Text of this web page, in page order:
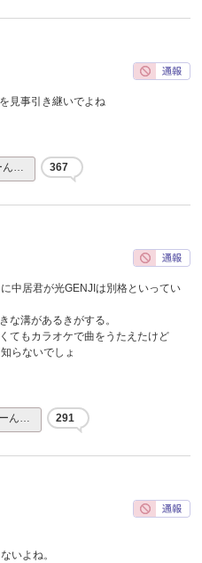
見事引き継いでよね
ん… 367
中居君が光GENJIは別格といってい
な溝があるきがする。
てもカラオケで曲をうたえたけど
らないでしょ
ん… 291
いよね。